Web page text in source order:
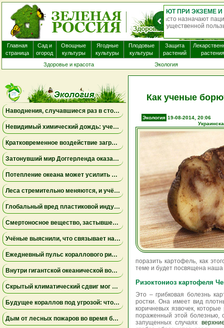
Главная
страница
Сад и
огород
Овощные
культуры
Ягодные
культуры
Плодовые
культуры
Защита
растений
растения
Здоровье и красота
Экология
Наводнения, случавшиеся раз в столетие, могут превратиться в новую норму
Невидимый химический дождь: ученые обнаружили глобальное загрязнение «вечным химикатом», которое охватило всю планету
Кратковременное воздействие загрязнённого воздуха влияет не только на лёгкие, но и на мозг
Затонувший мир Доггерленда оказался зелёным убежищем: древняя ДНК раскрыла тайны ледникового периода
Потепление океана может усилить роль крошечного микроба, контролирующего морские питательные вещества
Леса стремительно меняются, и учёные бьют тревогу
Глобальный вред пластиковой индустрии для здоровья людей может удвоиться к 2040 году
Смертоносное вещество, застывшее во льду, могло запустить зарождение жизни на Земле
Учёные выяснили, что связывает наводнения и засухи по всей планете
Ежедневный пульс кораллового рифа меняет микробную жизнь окружающих вод
Внутри гигантской океанической воронки: где морская жизнь уступает место инопланетному миру
Скрытый климатический сдвиг мог запустить великие океанские миграции в Тихом океане тысячу лет назад
Будущее кораллов под угрозой: что показывают рентгеновские исследования ученых
Дым от лесных пожаров во время беременности повышает риск преждевременных родов
Как ученые
Экология 19-08-2014, 20:06
поразить картофель, как
теме и будет посвящена наша
Ризоктониоз картофеля
Это – грибковая болезнь
ростки. Она имеет вид
коричневых язвочек,
пораженный этой болезнью,
запущенных случаях